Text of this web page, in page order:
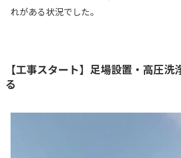
れがある状況でした。
【工事スタート】足場設置・高圧洗
る